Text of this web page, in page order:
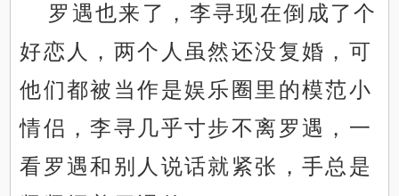
罗遇也来了，李寻现在倒成了个
好恋人，两个人虽然还没复婚，可
他们都被当作是娱乐圈里的模范小
情侣，李寻几乎寸步不离罗遇，一
看罗遇和别人说话就紧张，手总是